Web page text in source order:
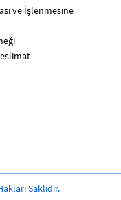
ve İşlenmesine
Saklıdır.